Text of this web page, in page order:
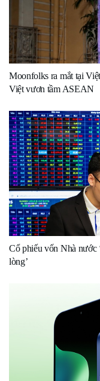
Moonfolks ra mắt tại
Việt vươn tầm ASEAN
Cổ phiếu vốn Nhà nước
lòng’